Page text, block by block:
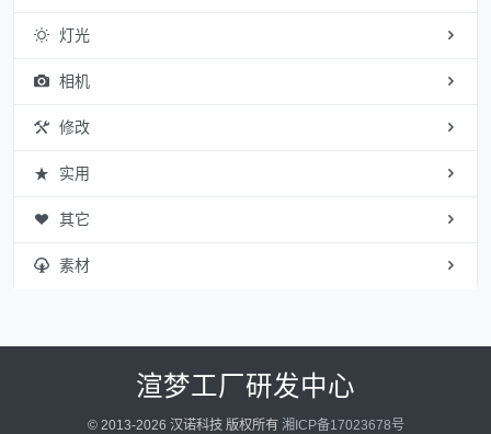
灯光
相机
修改
实用
其它
素材
渲梦工厂研发中心
© 2013-2026 汉诺科技 版权所有 湘ICP备17023678号